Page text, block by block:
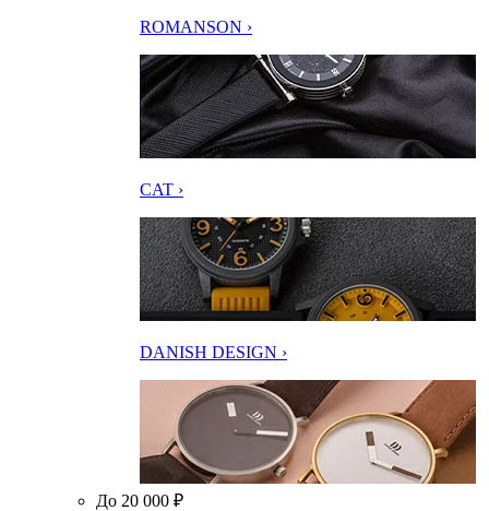
ROMANSON ›
CAT ›
DANISH DESIGN ›
До 20 000 ₽